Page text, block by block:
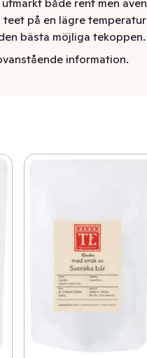
teet på en lägre temperatur
bästa möjliga tekoppen.
information.